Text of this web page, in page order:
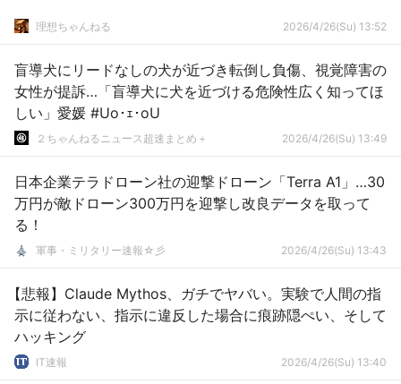
理想ちゃんねる 2026/4/26(Su) 13:52
盲導犬にリードなしの犬が近づき転倒し負傷、視覚障害の
女性が提訴…「盲導犬に犬を近づける危険性広く知ってほ
しい」愛媛 #Uo･ｪ･oU
２ちゃんねるニュース超速まとめ＋ 2026/4/26(Su) 13:49
日本企業テラドローン社の迎撃ドローン「Terra A1」…30
万円が敵ドローン300万円を迎撃し改良データを取って
る！
軍事・ミリタリー速報☆彡 2026/4/26(Su) 13:43
【悲報】Claude Mythos、ガチでヤバい。実験で人間の指
示に従わない、指示に違反した場合に痕跡隠ぺい、そして
ハッキング
IT速報 2026/4/26(Su) 13:40